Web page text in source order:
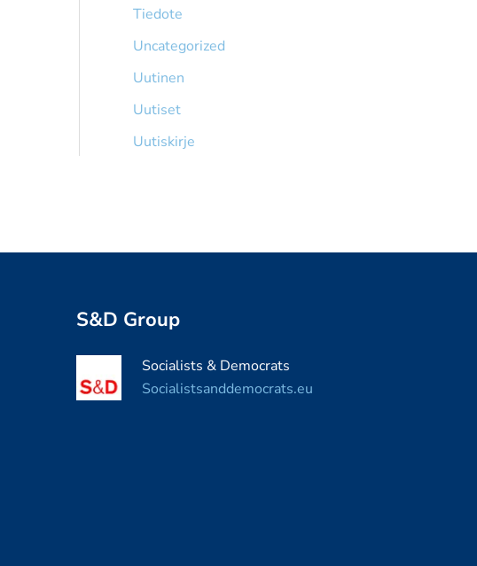
Tiedote
Uncategorized
Uutinen
Uutiset
Uutiskirje
S&D Group
Socialists & Democrats
Socialistsanddemocrats.eu